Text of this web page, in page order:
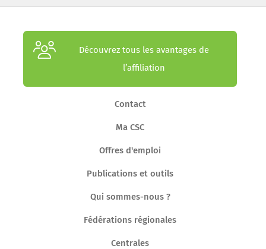
Découvrez tous les avantages de
l’affiliation
Contact
Ma CSC
Offres d'emploi
Publications et outils
Qui sommes-nous ?
Fédérations régionales
Centrales